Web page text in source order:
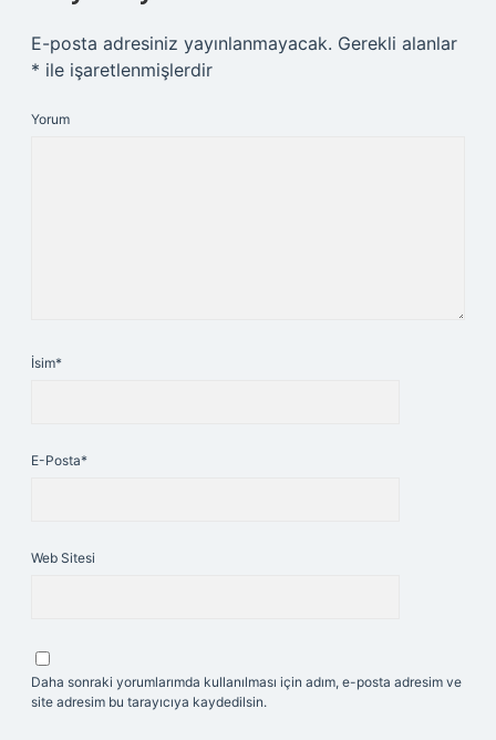
E-posta adresiniz yayınlanmayacak. Gerekli alanlar
* ile işaretlenmişlerdir
Yorum
İsim*
E-Posta*
Web Sitesi
Daha sonraki yorumlarımda kullanılması için adım, e-posta adresim ve
site adresim bu tarayıcıya kaydedilsin.